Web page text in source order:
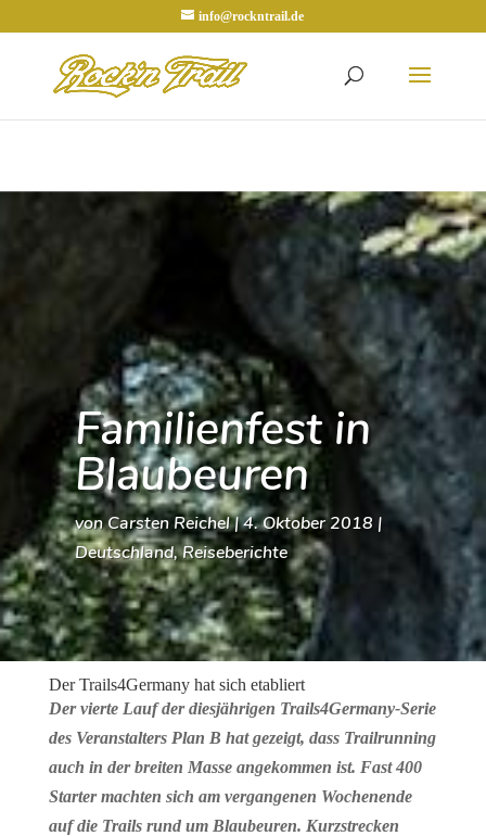
info@rockntrail.de
Familienfest in
Blaubeuren
vonCarsten Reichel|4. Oktober 2018 |
Deutschland,Reiseberichte
Der Trails4Germany hat sich etabliert
Der vierte Lauf der diesjährigen Trails4Germany-Serie
des Veranstalters Plan B hat gezeigt, dass Trailrunning
auch in der breiten Masse angekommen ist. Fast 400
Starter machten sich am vergangenen Wochenende
auf die Trails rund um Blaubeuren. Kurzstrecken